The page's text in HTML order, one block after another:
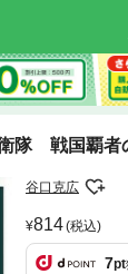
隊 戦国覇者
谷口克広
814(税込)
7pt